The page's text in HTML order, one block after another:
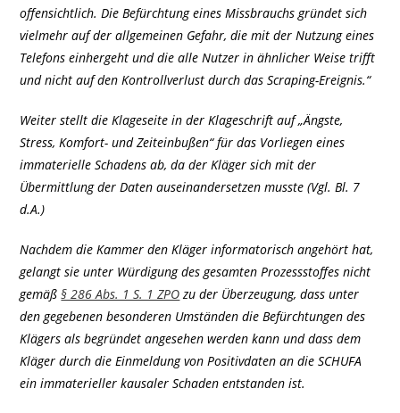
offensichtlich. Die Befürchtung eines Missbrauchs gründet sich
vielmehr auf der allgemeinen Gefahr, die mit der Nutzung eines
Telefons einhergeht und die alle Nutzer in ähnlicher Weise trifft
und nicht auf den Kontrollverlust durch das Scraping-Ereignis.“
Weiter stellt die Klageseite in der Klageschrift auf „Ängste,
Stress, Komfort- und Zeiteinbußen“ für das Vorliegen eines
immaterielle Schadens ab, da der Kläger sich mit der
Übermittlung der Daten auseinandersetzen musste (Vgl. Bl. 7
d.A.)
Nachdem die Kammer den Kläger informatorisch angehört hat,
gelangt sie unter Würdigung des gesamten Prozessstoffes nicht
gemäß§ 286 Abs. 1 S. 1 ZPO zu der Überzeugung, dass unter
den gegebenen besonderen Umständen die Befürchtungen des
Klägers als begründet angesehen werden kann und dass dem
Kläger durch die Einmeldung von Positivdaten an die SCHUFA
ein immaterieller kausaler Schaden entstanden ist.